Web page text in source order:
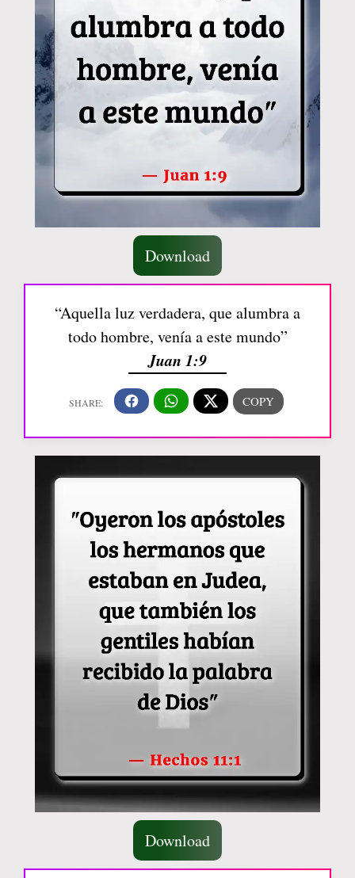
Download
“Aquella luz verdadera, que alumbra a
todo hombre, venía a este mundo”
Juan 1:9
Download